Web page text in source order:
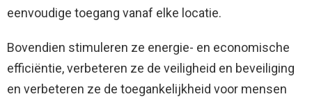
eenvoudige toegang vanaf elke locatie.
Bovendien stimuleren ze energie- en economische
efficiëntie, verbeteren ze de veiligheid en beveiliging
en verbeteren ze de toegankelijkheid voor mensen